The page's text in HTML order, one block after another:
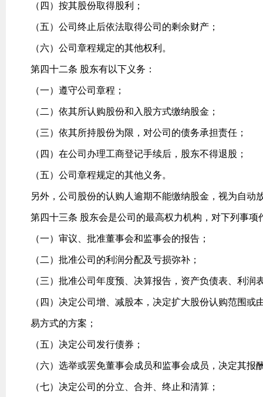
（四）按其股份取得股利；
（五）公司终止后依法取得公司的剩余财产；
（六）公司章程规定的其他权利。
第四十二条 股东有以下义务：
（一）遵守公司章程；
（二）依其所认购股份和入股方式缴纳股金；
（三）依其所持股份为限，对公司的债务承担责任；
（四）在公司办理工商登记手续后，股东不得退股；
（五）公司章程规定的其他义务。
另外，公司股份的认购人逾期不能缴纳股金，视为自
第四十三条 股东会是公司的最高权力机构，对下列事项
（一）审议、批准董事会和监事会的报告；
（二）批准公司的利润分配及亏损弥补；
（三）批准公司年度预、决算报告，资产负债表、利润
（四）决定公司增、减股本，决定扩大股份认购范围
易方式的方案；
（五）决定公司发行债券；
（六）选举或罢免董事会成员和监事会成员，决定其报
（七）决定公司的分立、合并、终止和清算；